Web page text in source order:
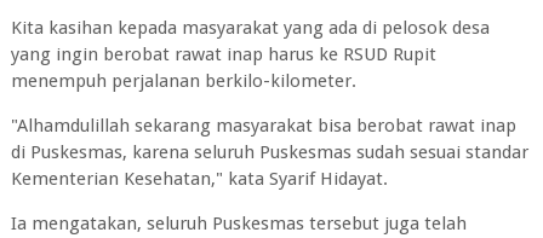
Kita kasihan kepada masyarakat yang ada di pelosok desa
yang ingin berobat rawat inap harus ke RSUD Rupit
menempuh perjalanan berkilo-kilometer.
"Alhamdulillah sekarang masyarakat bisa berobat rawat inap
di Puskesmas, karena seluruh Puskesmas sudah sesuai standar
Kementerian Kesehatan," kata Syarif Hidayat.
Ia mengatakan, seluruh Puskesmas tersebut juga telah